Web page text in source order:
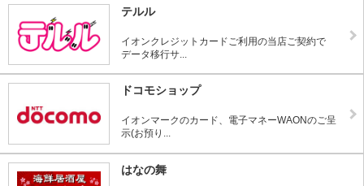
テルル
イオンクレジットカードご利用の当店ご契約で
データ移行サ...
ドコモショップ
イオンマークのカード、電子マネーWAONのご呈
示(お預り...
はなの舞